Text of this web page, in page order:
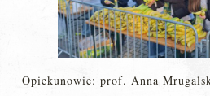
Opiekunowie: prof. Anna